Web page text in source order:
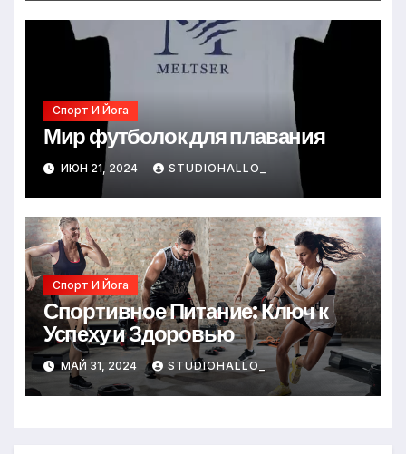
Спорт И Йога
Мир футболок для плавания
ИЮН 21, 2024 STUDIOHALLO_
Спорт И Йога
Спортивное Питание: Ключ к
Успеху и Здоровью
МАЙ 31, 2024 STUDIOHALLO_